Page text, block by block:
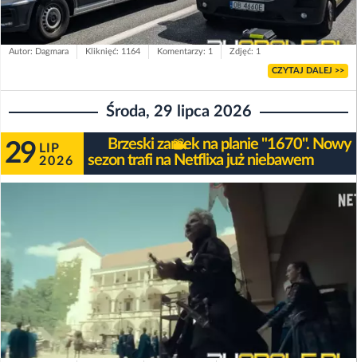
Autor: Dagmara Kliknięć: 1164 Komentarzy: 1 Zdjęć: 1
CZYTAJ DALEJ >>
Środa, 29 lipca 2026
29 LIP
2026
Brzeski zamek na planie "1670". Nowy
sezon trafi na Netflixa już niebawem